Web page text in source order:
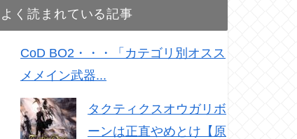
よく読まれている記事
CoD BO2・・・「カテゴリ別オスス
メメイン武器...
タクティクスオウガリボ
ーンは正直やめとけ【原